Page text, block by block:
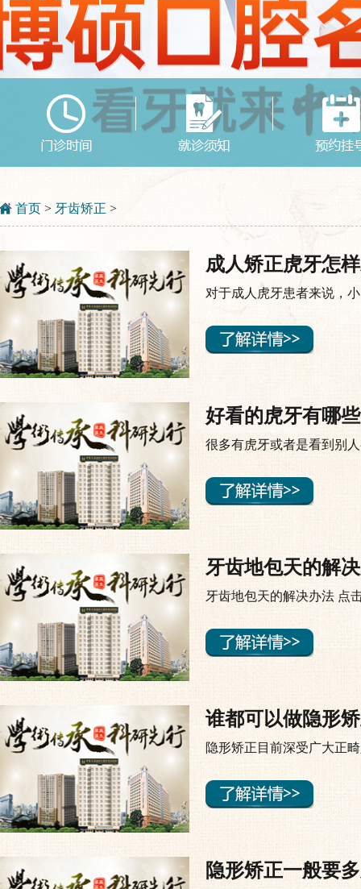
首页 > 牙齿矫正 >
成人矫正虎牙怎
对于成人虎牙患者来说，
好看的虎牙有哪
很多有虎牙或者是看到别
牙齿地包天的解
牙齿地包天的解决办法 点
谁都可以做隐形
隐形矫正目前深受广大正
隐形矫正一般要